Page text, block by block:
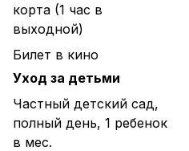
корта (1 час в
выходной)
Билет в кино
Уход за детьми
Частный детский сад,
полный день, 1 ребенок
в мес.